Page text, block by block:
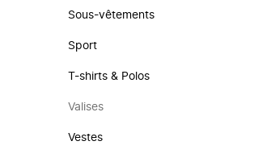
Sous-vêtements
Sport
T-shirts & Polos
Valises
Vestes